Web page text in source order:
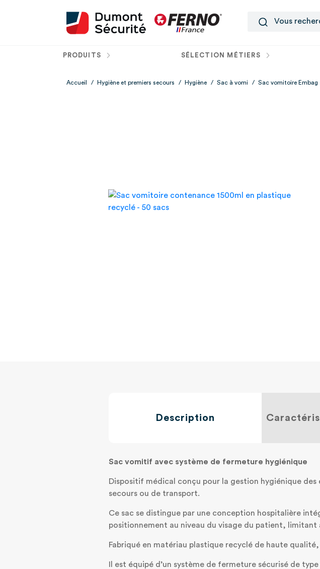
PRODUITS SÉLECTION MÉTIERS
Accueil / Hygiène et premiers secours / Hygiène / Sac à vomi / Sac vomitoire Embag
Description
Sac vomitif avec système de fermeture hygiénique
Dispositif médical conçu pour la gestion hygiénique
secours ou de transport.
Ce sac se distingue par une conception hospitalière
positionnement au niveau du visage du patient,
Fabriqué en matériau plastique recyclé de haute
Il est équipé d’un système de fermeture sécurisé de